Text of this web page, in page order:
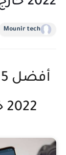
Mounir tech
2022 خارج متجر جوجل بلاي